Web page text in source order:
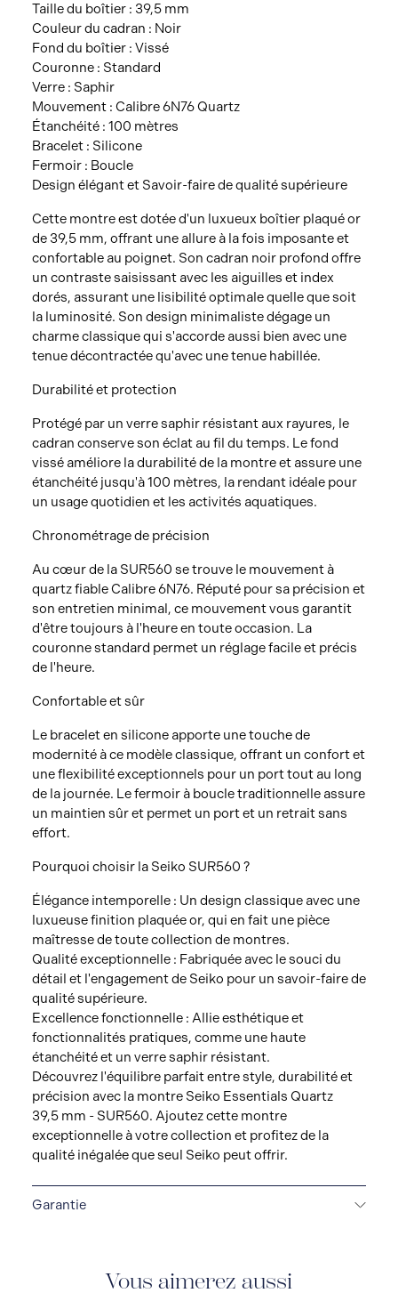
Taille du boîtier : 39,5 mm
Couleur du cadran : Noir
Fond du boîtier : Vissé
Couronne : Standard
Verre : Saphir
Mouvement : Calibre 6N76 Quartz
Étanchéité : 100 mètres
Bracelet : Silicone
Fermoir : Boucle
Design élégant et Savoir-faire de qualité supérieure
Cette montre est dotée d'un luxueux boîtier plaqué or
de 39,5 mm, offrant une allure à la fois imposante et
confortable au poignet. Son cadran noir profond offre
un contraste saisissant avec les aiguilles et index
dorés, assurant une lisibilité optimale quelle que soit
la luminosité. Son design minimaliste dégage un
charme classique qui s'accorde aussi bien avec une
tenue décontractée qu'avec une tenue habillée.
Durabilité et protection
Protégé par un verre saphir résistant aux rayures, le
cadran conserve son éclat au fil du temps. Le fond
vissé améliore la durabilité de la montre et assure une
étanchéité jusqu'à 100 mètres, la rendant idéale pour
un usage quotidien et les activités aquatiques.
Chronométrage de précision
Au cœur de la SUR560 se trouve le mouvement à
quartz fiable Calibre 6N76. Réputé pour sa précision et
son entretien minimal, ce mouvement vous garantit
d'être toujours à l'heure en toute occasion. La
couronne standard permet un réglage facile et précis
de l'heure.
Confortable et sûr
Le bracelet en silicone apporte une touche de
modernité à ce modèle classique, offrant un confort et
une flexibilité exceptionnels pour un port tout au long
de la journée. Le fermoir à boucle traditionnelle assure
un maintien sûr et permet un port et un retrait sans
effort.
Pourquoi choisir la Seiko SUR560 ?
Élégance intemporelle : Un design classique avec une
luxueuse finition plaquée or, qui en fait une pièce
maîtresse de toute collection de montres.
Qualité exceptionnelle : Fabriquée avec le souci du
détail et l'engagement de Seiko pour un savoir-faire de
qualité supérieure.
Excellence fonctionnelle : Allie esthétique et
fonctionnalités pratiques, comme une haute
étanchéité et un verre saphir résistant.
Découvrez l'équilibre parfait entre style, durabilité et
précision avec la montre Seiko Essentials Quartz
39,5 mm - SUR560. Ajoutez cette montre
exceptionnelle à votre collection et profitez de la
qualité inégalée que seul Seiko peut offrir.
Garantie
réparation de tout défaut de fabrication.
Vous aimerez aussi